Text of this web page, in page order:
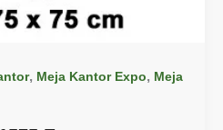
, Meja Kantor Expo, Meja